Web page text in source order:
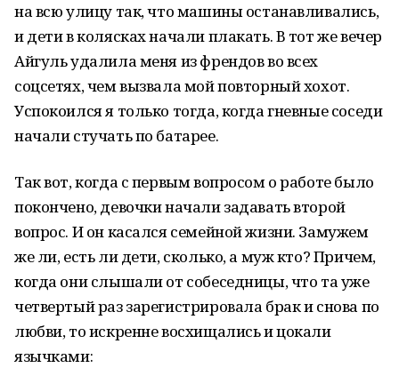
на всю улицу так, что машины останавливались,
и дети в колясках начали плакать. В тот же вечер
Айгуль удалила меня из френдов во всех
соцсетях, чем вызвала мой повторный хохот.
Успокоился я только тогда, когда гневные соседи
начали стучать по батарее.
Так вот, когда с первым вопросом о работе было
покончено, девочки начали задавать второй
вопрос. И он касался семейной жизни. Замужем
же ли, есть ли дети, сколько, а муж кто? Причем,
когда они слышали от собеседницы, что та уже
четвертый раз зарегистрировала брак и снова по
любви, то искренне восхищались и цокали
язычками: